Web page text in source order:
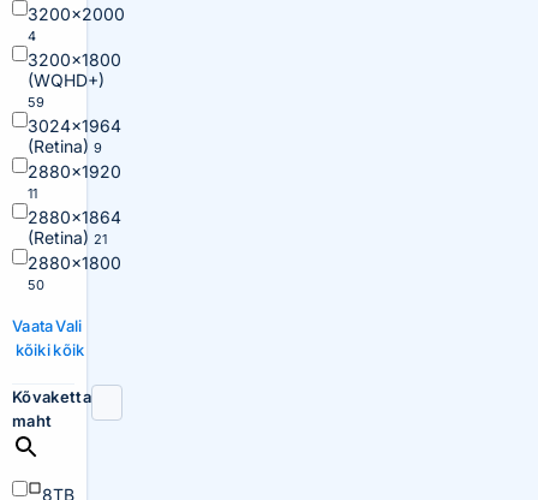
3200×2000
4
3200×1800
(WQHD+)
59
3024×1964
(Retina) 9
2880×1920
11
2880×1864
(Retina) 21
2880×1800
50
Vaata
kõiki
Vali
kõik
Kõvaketta
maht
8TB